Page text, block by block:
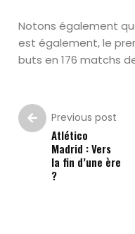
Notons également
est également, le
buts en 176 matchs
Previous post
Atlético
Madrid : Vers
la fin d’une ère
?